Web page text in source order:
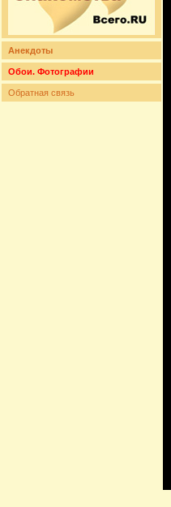
Анекдоты
Обои. Фотографии
Обратная связь